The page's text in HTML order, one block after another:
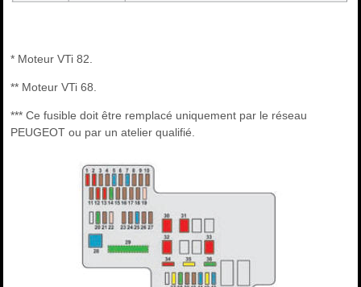
* Moteur VTi 82.
** Moteur VTi 68.
*** Ce fusible doit être remplacé uniquement par le réseau
PEUGEOT ou par un atelier qualifié.